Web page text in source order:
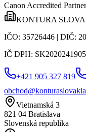
Canon Accredited Partner
KONTURA
IČO: 35726446 | DIČ:
IČ DPH: SK2020241905
+421 905 327 819
Vietnamská 3
821 04 Bratislava
Slovenská republika